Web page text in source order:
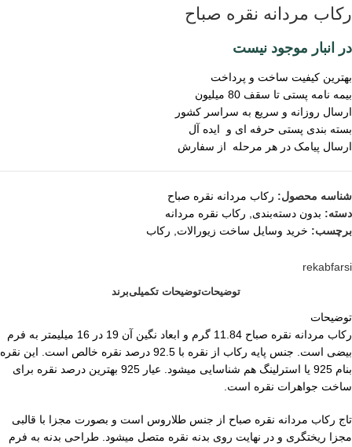
رکاب مردانه نقره صباح
در انبار موجود نیست
بهترین کیفیت ساخت و پرداخت
بیمه نامه پستی تا سقف 80 میلیون
ارسال روزانه و سریع به سراسر کشور
بسته بندی پستی حرفه ای و ایده آل
ارسال پیامک در هر مرحله از سفارش
شناسه محصول: رکاب مردانه نقره صباح
دسته: بدون دسته‌بندی, رکاب نقره مردانه
برچسب: خرید وسایل ساخت زیورالات, رکاب
rekabfarsi
توضیحاتتوضیحات تکمیلیبرند
توضیحات
رکاب مردانه نقره صباح 11.84 گرم و ابعاد نگین آن 19 در 16 میلیمتر به فرم
بیضی است. جنس پایه رکاب از نقره با 92.5 درصد نقره خالص است. این نقره
بنام 925 یا استرلینگ هم شناسایی میشود. عیار 925 بهترین درصد نقره برای
ساخت جواهرات نقره است.
تاج رکاب مردانه نقره صباح از جنس طلاروس است و بصورت مجزا با قالبی
مجزا ریختگری و در نهایت روی بدنه نقره متصل میشود. طراحی بدنه به فرم